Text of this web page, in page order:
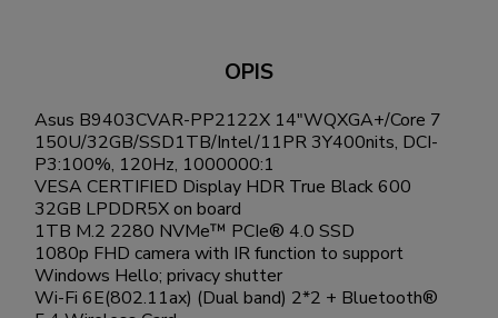
OPIS
Asus B9403CVAR-PP2122X 14"WQXGA+/Core 7
150U/32GB/SSD1TB/Intel/11PR 3Y400nits, DCI-
P3:100%, 120Hz, 1000000:1
VESA CERTIFIED Display HDR True Black 600
32GB LPDDR5X on board
1TB M.2 2280 NVMe™ PCIe® 4.0 SSD
1080p FHD camera with IR function to support
Windows Hello; privacy shutter
Wi-Fi 6E(802.11ax) (Dual band) 2*2 + Bluetooth®